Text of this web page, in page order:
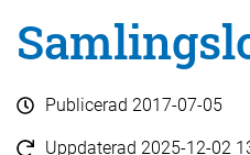
Publicerad 2017-07-05
Uppdaterad 2025-12-02